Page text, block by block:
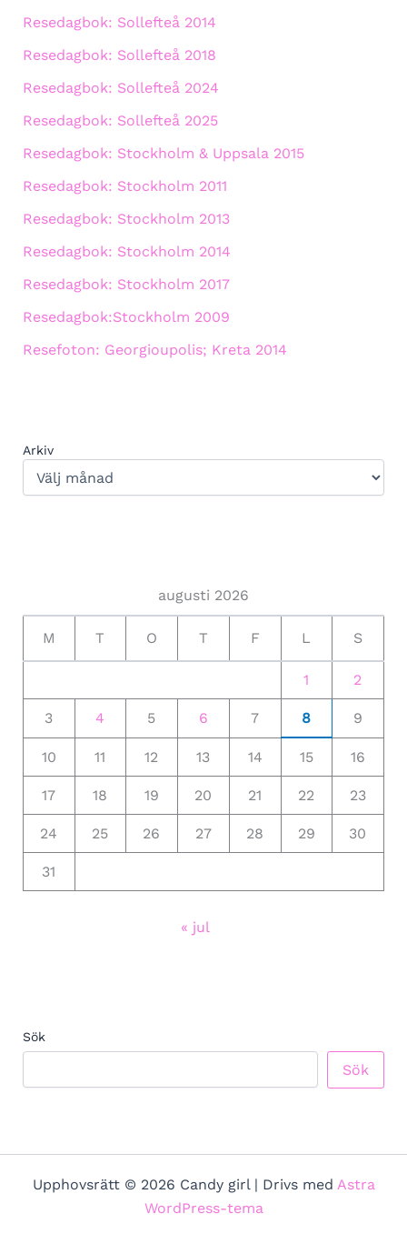
Resedagbok: Sollefteå 2014
Resedagbok: Sollefteå 2018
Resedagbok: Sollefteå 2024
Resedagbok: Sollefteå 2025
Resedagbok: Stockholm & Uppsala 2015
Resedagbok: Stockholm 2011
Resedagbok: Stockholm 2013
Resedagbok: Stockholm 2014
Resedagbok: Stockholm 2017
Resedagbok:Stockholm 2009
Resefoton: Georgioupolis; Kreta 2014
Arkiv
augusti 2026
M T O T F L S
1 2
3 4 5 6 7 8 9
10 11 12 13 14 15 16
17 18 19 20 21 22 23
24 25 26 27 28 29 30
31
« jul
Sök
Sök
Upphovsrätt © 2026 Candy girl | Drivs med Astra
WordPress-tema